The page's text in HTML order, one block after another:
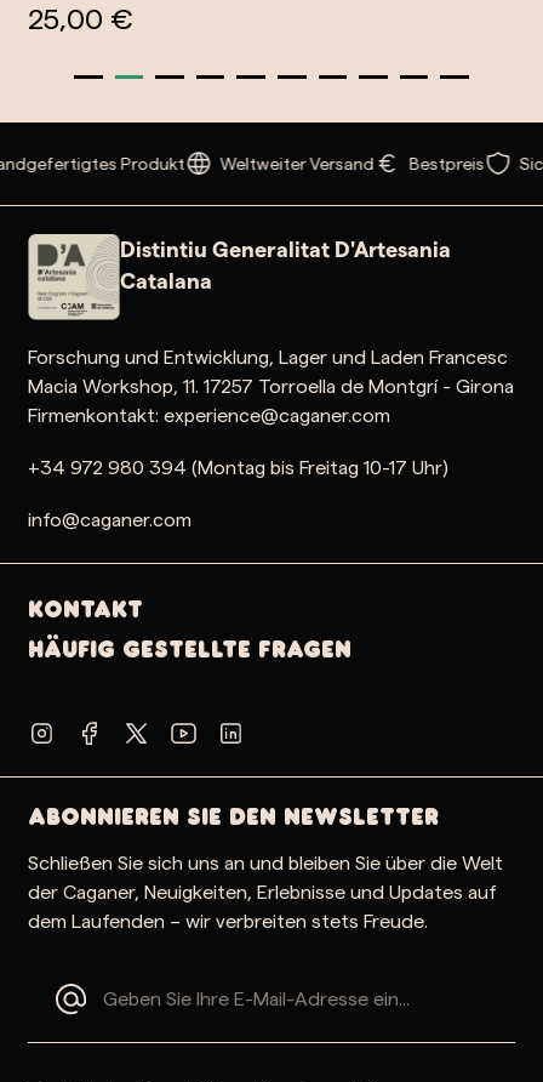
25,00 €
Produkt Weltweiter Versand Bestpreis
Distintiu Generalitat D'Artesania
Catalana
Forschung und Entwicklung, Lager und Laden Francesc
Macia Workshop, 11. 17257 Torroella de Montgrí - Girona
Firmenkontakt: experience@caganer.com
+34 972 980 394 (Montag bis Freitag 10-17 Uhr)
info@caganer.com
Kontakt
Häufig gestellte Fragen
Abonnieren Sie den Newsletter
Schließen Sie sich uns an und bleiben Sie über die Welt
der Caganer, Neuigkeiten, Erlebnisse und Updates auf
dem Laufenden – wir verbreiten stets Freude.